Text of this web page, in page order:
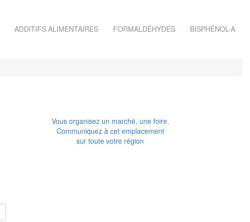
ADDITIFS ALIMENTAIRES FORMALDÉHYDES BISPHÉNOL-A
Vous organisez un marché, une foire.
Communiquez à cet emplacement
sur toute votre région